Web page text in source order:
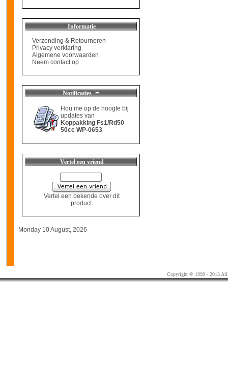
Informatie
Verzending & Retourneren
Privacy verklaring
Algemene voorwaarden
Neem contact op
Notificaties
Hou me op de hoogte bij
updates van
Koppakking Fs1/Rd50
50cc WP-0653
Vertel een vriend
Vertel een bekende over dit
product.
Monday 10 August, 2026
Copyright © 1999 - 2013 All